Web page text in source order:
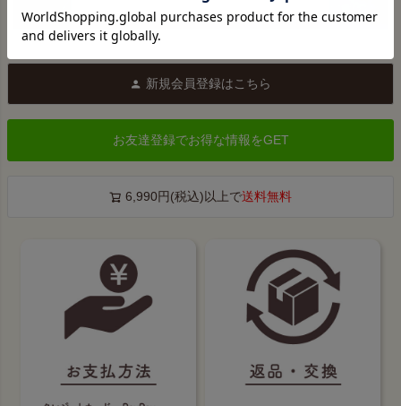
新規会員登録はこちら
お友達登録でお得な情報をGET
6,990円(税込)以上で送料無料